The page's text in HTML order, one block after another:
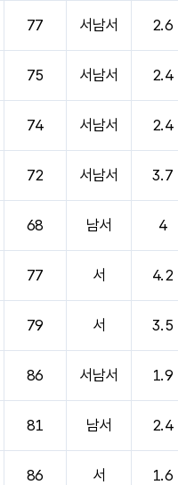
77 서남서 2.6
75 서남서 2.4
74 서남서 2.4
72 서남서 3.7
68 남서 4
77 서 4.2
79 서 3.5
86 서남서 1.9
81 남서 2.4
86 서 1.6